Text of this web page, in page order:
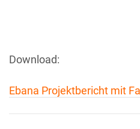
Download:
Ebana Projektbericht mit